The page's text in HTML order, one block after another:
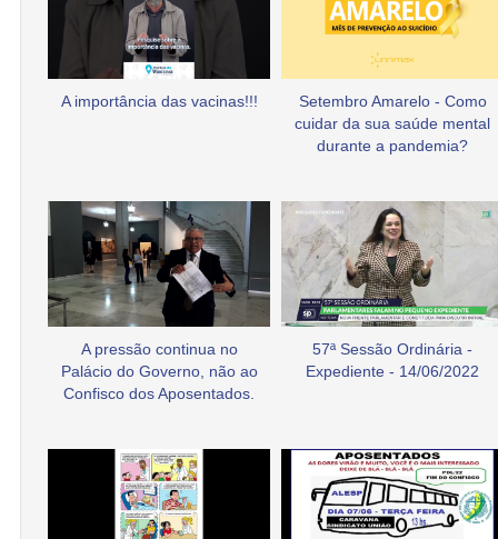
A importância das vacinas!!!
Setembro Amarelo - Como
cuidar da sua saúde mental
durante a pandemia?
A pressão continua no
Palácio do Governo, não ao
Confisco dos Aposentados.
57ª Sessão Ordinária -
Expediente - 14/06/2022